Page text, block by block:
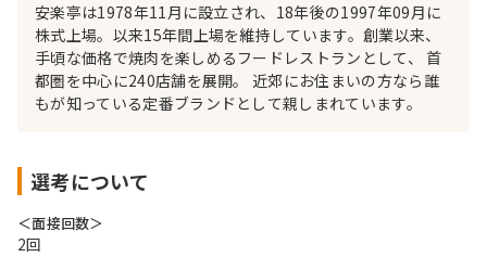
安楽亭は1978年11月に設立され、18年後の1997年09月に
株式上場。以来15年間上場を維持しています。創業以来、
手頃な価格で焼肉を楽しめるフードレストランとして、 首
都圏を中心に240店舗を展開。 近郊にお住まいの方なら誰
もが知っている定番ブランドとして親しまれています。
選考について
＜面接回数＞
2回